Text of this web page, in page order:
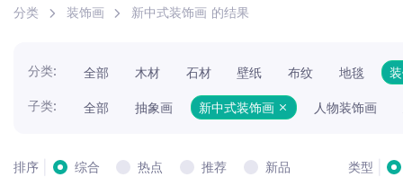
分类 装饰画 新中式装饰画 的结果
分类: 全部 木材 石材 壁纸 布纹 地毯
子类: 全部 抽象画 新中式装饰画 人物装饰画
排序 综合 热点 推荐 新品 类型